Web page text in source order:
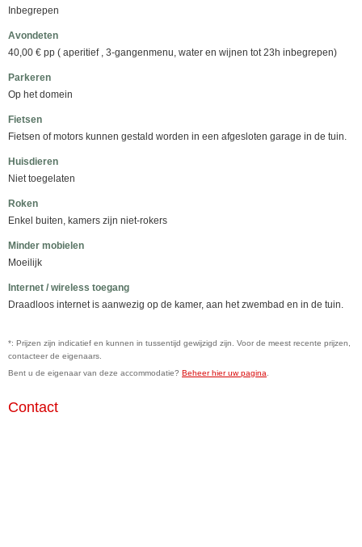
Inbegrepen
Avondeten
40,00 € pp ( aperitief , 3-gangenmenu, water en wijnen tot 23h inbegrepen)
Parkeren
Op het domein
Fietsen
Fietsen of motors kunnen gestald worden in een afgesloten garage in de tuin.
Huisdieren
Niet toegelaten
Roken
Enkel buiten, kamers zijn niet-rokers
Minder mobielen
Moeilijk
Internet / wireless toegang
Draadloos internet is aanwezig op de kamer, aan het zwembad en in de tuin.
*: Prijzen zijn indicatief en kunnen in tussentijd gewijzigd zijn. Voor de meest recente prijzen,
contacteer de eigenaars.
Bent u de eigenaar van deze accommodatie? Beheer hier uw pagina
Contact